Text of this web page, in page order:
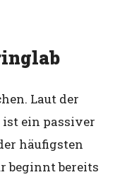
Laut der
ein passiver
häufigsten
beginnt bereits